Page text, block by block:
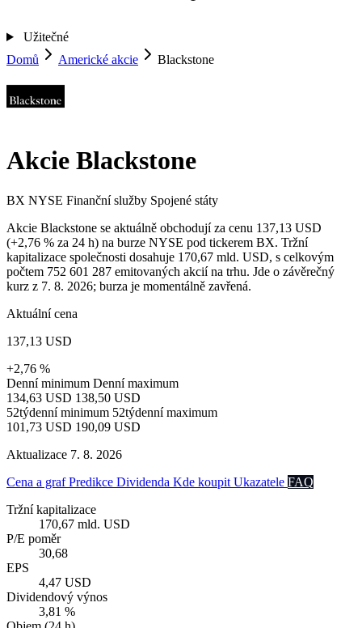
Užitečné
Domů
Americké akcie Blackstone
Akcie Blackstone
BX NYSE Finanční služby Spojené státy
Akcie Blackstone se aktuálně obchodují za cenu 137,13 USD
(+2,76 % za 24 h) na burze NYSE pod tickerem BX. Tržní
kapitalizace společnosti dosahuje 170,67 mld. USD, s celkovým
počtem 752 601 287 emitovaných akcií na trhu. Jde o závěrečný
kurz z 7. 8. 2026; burza je momentálně zavřená.
Aktuální cena
137,13 USD
+2,76 %
Denní minimum Denní maximum
134,63 USD 138,50 USD
52týdenní minimum 52týdenní maximum
101,73 USD 190,09 USD
Aktualizace 7. 8. 2026
Cena a grafPredikce Dividenda Kde koupit Ukazatele FAQ
Tržní kapitalizace
170,67 mld. USD
P/E poměr
30,68
EPS
4,47 USD
Dividendový výnos
3,81 %